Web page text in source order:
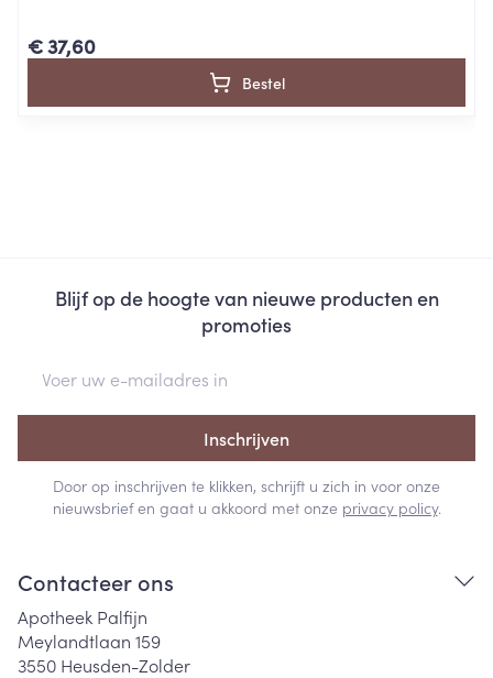
€ 37,60
Bestel
Blijf op de hoogte van nieuwe producten en
promoties
Inschrijven
Door op inschrijven te klikken, schrijft u zich in voor onze
nieuwsbrief en gaat u akkoord met onze privacy policy.
Contacteer ons
Apotheek Palfijn
Meylandtlaan 159
3550 Heusden-Zolder